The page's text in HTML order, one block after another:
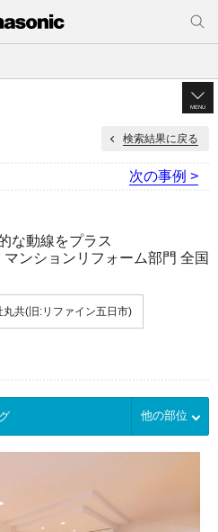
MENU
検索結果に戻る
次の事例 >
な動線をプラス
ンションリフォーム部門 全国
共(旧:リファイン五日市)
他の部位